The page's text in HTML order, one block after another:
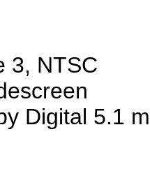
3, NTSC
Digital 5.1